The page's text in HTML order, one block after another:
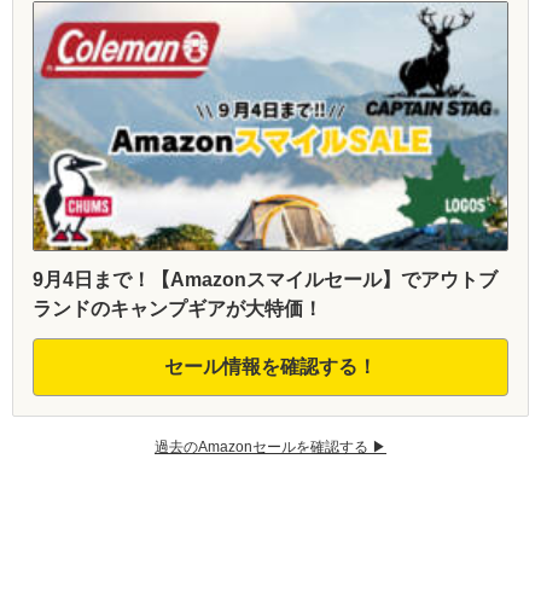
9月4日まで！【Amazonスマイルセール】でアウトブ
ランドのキャンプギアが大特価！
セール情報を確認する！
過去のAmazonセールを確認する ▶︎